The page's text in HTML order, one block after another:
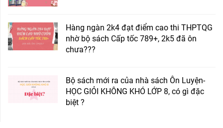
Hàng ngàn 2k4 đạt điểm cao thi THPTQG
nhờ bộ sách Cấp tốc 789+, 2k5 đã ôn
chưa???
Bộ sách mới ra của nhà sách Ôn Luyện-
HỌC GIỎI KHÔNG KHÓ LỚP 8, có gì đặc
biệt ?